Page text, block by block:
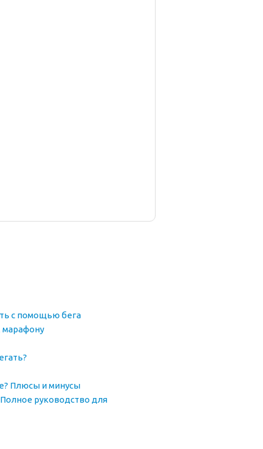
с помощью бега
марафону
Плюсы и минусы
руководство для